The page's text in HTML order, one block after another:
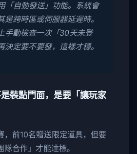
「自動發送」功能。系統會
是跨時區或伺服器延遲時。
手動檢查一次「30天未登
決定要不要發，這樣才穩。
裝點門面，是要「讓玩家
，前10名贈送限定道具，但要
合作」才能達標。